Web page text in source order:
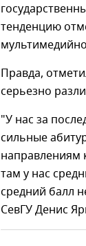
тенденцию
Правда,
серьезно
"У нас за
сильные
направлениям
там у нас
средний балл
СевГУ Денис